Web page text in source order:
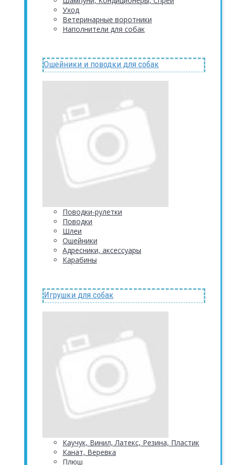
Уход
Ветеринарные воротники
Наполнители для собак
Ошейники и поводки для собак
Поводки-рулетки
Поводки
Шлеи
Ошейники
Адресники, аксессуары
Карабины
Игрушки для собак
Каучук, Винил, Латекс, Резина, Пластик
Канат, Веревка
Плюш